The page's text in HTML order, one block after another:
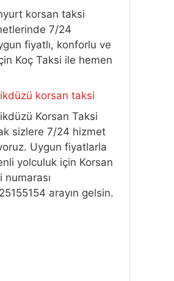
korsan taksi
7/24
fiyatlı, konforlu ve
Koç Taksi ile hemen
korsan taksi
Korsan Taksi
sizlere 7/24 hizmet
Uygun fiyatlarla
yolculuk için Korsan
numarası
arayın gelsin.